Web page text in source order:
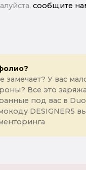
сообщите
замечает? У вас
Все это
под вас в
DESIGNER5